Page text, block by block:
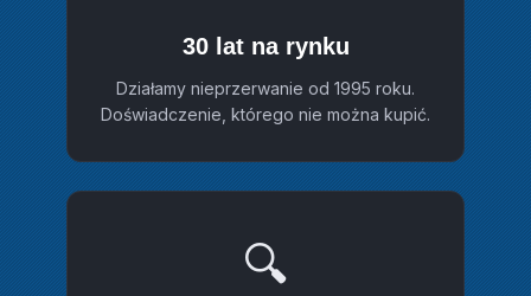
30 lat na rynku
Działamy nieprzerwanie od 1995 roku.
Doświadczenie, którego nie można kupić.
🔍